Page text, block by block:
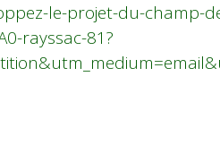
le-projet-du-champ-
rayssac-81?